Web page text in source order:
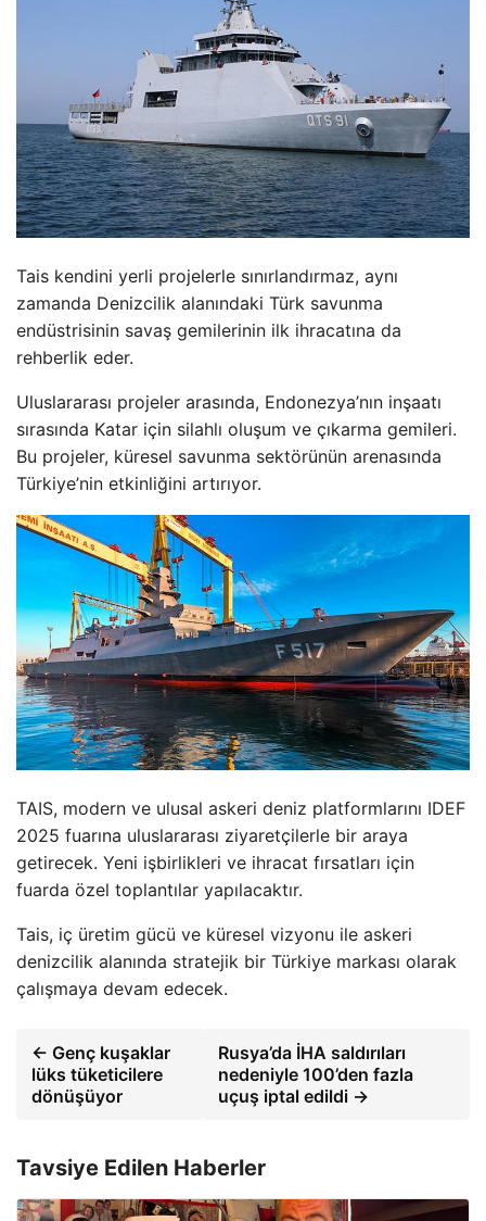
Tais kendini yerli projelerle sınırlandırmaz, aynı
zamanda Denizcilik alanındaki Türk savunma
endüstrisinin savaş gemilerinin ilk ihracatına da
rehberlik eder.
Uluslararası projeler arasında, Endonezya’nın inşaatı
sırasında Katar için silahlı oluşum ve çıkarma gemileri.
Bu projeler, küresel savunma sektörünün arenasında
Türkiye’nin etkinliğini artırıyor.
TAIS, modern ve ulusal askeri deniz platformlarını IDEF
2025 fuarına uluslararası ziyaretçilerle bir araya
getirecek. Yeni işbirlikleri ve ihracat fırsatları için
fuarda özel toplantılar yapılacaktır.
Tais, iç üretim gücü ve küresel vizyonu ile askeri
denizcilik alanında stratejik bir Türkiye markası olarak
çalışmaya devam edecek.
← Genç kuşaklar
lüks tüketicilere
dönüşüyor
Rusya’da İHA saldırıları
nedeniyle 100’den fazla
uçuş iptal edildi →
Tavsiye Edilen Haberler